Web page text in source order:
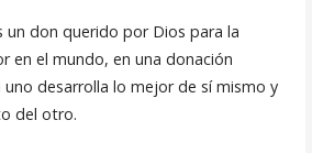
don querido por Dios para la
en el mundo, en una donación
desarrolla lo mejor de sí mismo y
del otro.